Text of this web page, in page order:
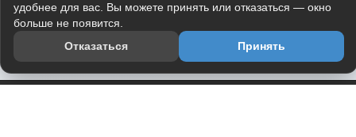
удобнее для вас. Вы можете принять или отказаться — окно
больше не появится.
Отказаться
Принять